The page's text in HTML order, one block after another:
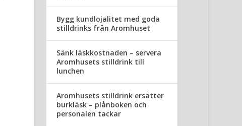
Bygg kundlojalitet med goda
stilldrinks från Aromhuset
Sänk läskkostnaden – servera
Aromhusets stilldrink till
lunchen
Aromhusets stilldrink ersätter
burkläsk – plånboken och
personalen tackar